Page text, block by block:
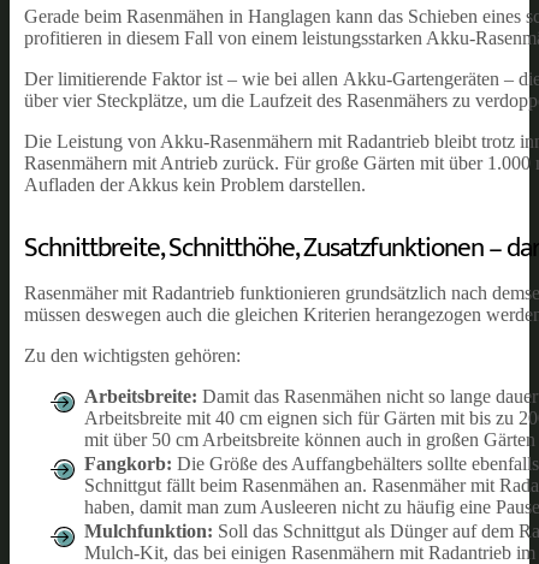
Gerade beim Rasenmähen in Hanglagen kann das Schieben eines
profitieren in diesem Fall von einem leistungsstarken Akku-
Der limitierende Faktor ist – wie bei allen Akku-Gartengeräten –
über vier Steckplätze, um die Laufzeit des Rasenmähers zu
Die Leistung von Akku-Rasenmähern mit Radantrieb bleibt trotz
Rasenmähern mit Antrieb zurück. Für große Gärten mit über
Aufladen der Akkus kein Problem darstellen.
Schnittbreite, Schnitthöhe, Zusatzfunktionen –
Rasenmäher mit Radantrieb funktionieren grundsätzlich nach
müssen deswegen auch die gleichen Kriterien herangezogen
Zu den wichtigsten gehören:
Arbeitsbreite: Damit das Rasenmähen nicht so lange
Arbeitsbreite mit 40 cm eignen sich für Gärten mit bis zu
mit über 50 cm Arbeitsbreite können auch in großen
Fangkorb: Die Größe des Auffangbehälters sollte
Schnittgut fällt beim Rasenmähen an. Rasenmäher mit
haben, damit man zum Ausleeren nicht zu häufig eine
Mulchfunktion: Soll das Schnittgut als Dünger auf dem
Mulch-Kit, das bei einigen Rasenmähern mit Radantrieb